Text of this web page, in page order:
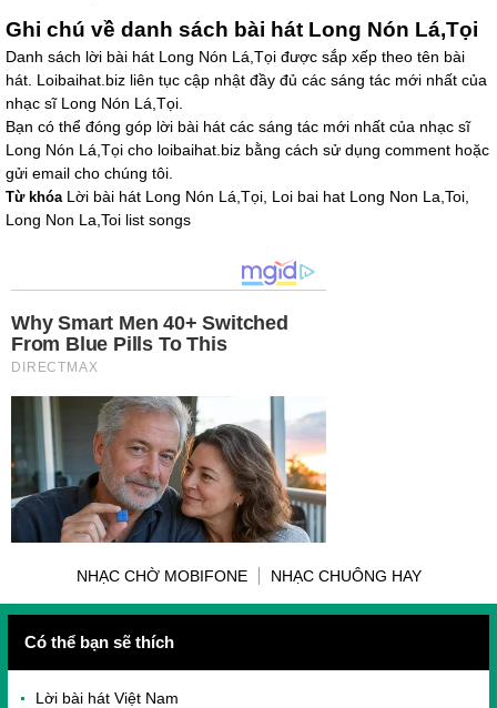
Ghi chú về danh sách bài hát Long Nón Lá,Tọi
Danh sách lời bài hát Long Nón Lá,Tọi được sắp xếp theo tên bài
hát. Loibaihat.biz liên tục cập nhật đầy đủ các sáng tác mới nhất của
nhạc sĩ Long Nón Lá,Tọi.
Bạn có thể đóng góp lời bài hát các sáng tác mới nhất của nhạc sĩ
Long Nón Lá,Tọi cho loibaihat.biz bằng cách sử dụng comment hoặc
gửi email cho chúng tôi.
Từ khóa Lời bài hát Long Nón Lá,Tọi, Loi bai hat Long Non La,Toi,
Long Non La,Toi list songs
NHẠC CHỜ MOBIFONE NHẠC CHUÔNG HAY
Có thể bạn sẽ thích
Lời bài hát Việt Nam